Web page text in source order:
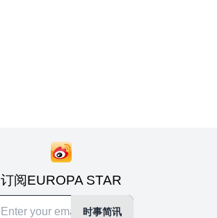
订阅EUROPA STAR
时事简讯